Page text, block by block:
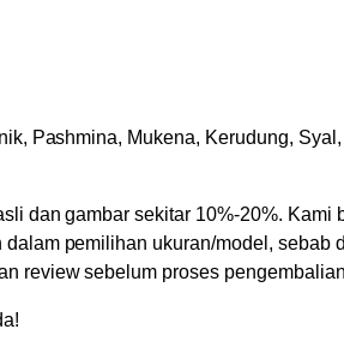
Pashmina, Mukena, Kerudung,
dan gambar sekitar 10%-20%.
pemilihan ukuran/model,
review sebelum proses